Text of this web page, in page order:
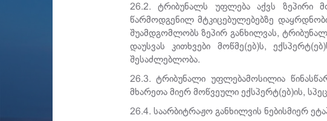
26.2. ტრიბუნალს უფლება აქვს ზეპირი
წარმოდგენილ მტკიცებულებებზე
შუამდგომლობს ზეპირ განხილვას,
დაუსვას კითხვები მოწმე(ებ)ს,
შესაძლებლობა.
26.3. ტრიბუნალი უფლებამოსილია
მხარეთა მიერ მოწვეული ექსპერტ(ებ)ის,
26.4. საარბიტრაჟო განხილვის ნებისმიერ